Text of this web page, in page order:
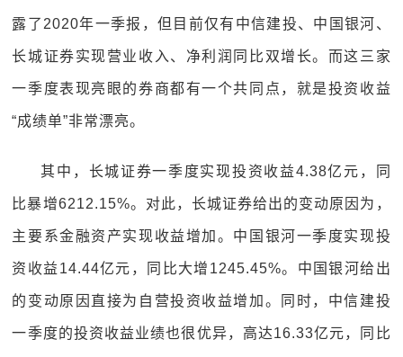
露了2020年一季报，但目前仅有中信建投、中国银河、
长城证券实现营业收入、净利润同比双增长。而这三家
一季度表现亮眼的券商都有一个共同点，就是投资收益
“成绩单”非常漂亮。
其中，长城证券一季度实现投资收益4.38亿元，同
比暴增6212.15%。对此，长城证券给出的变动原因为，
主要系金融资产实现收益增加。中国银河一季度实现投
资收益14.44亿元，同比大增1245.45%。中国银河给出
的变动原因直接为自营投资收益增加。同时，中信建投
一季度的投资收益业绩也很优异，高达16.33亿元，同比